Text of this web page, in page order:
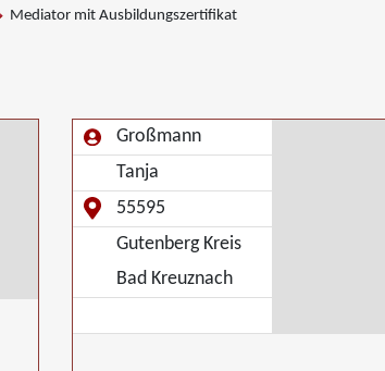
Mediator mit Ausbildungszertifikat
Großmann
Tanja
55595
Gutenberg Kreis
Bad Kreuznach